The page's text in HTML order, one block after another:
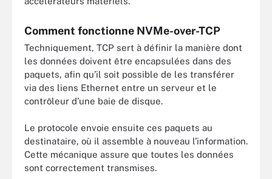
Comment fonctionne NVMe-over-TCP
Techniquement, TCP sert à définir la manière dont
les données doivent être encapsulées dans des
paquets, afin qu’il soit possible de les transférer
via des liens Ethernet entre un serveur et le
contrôleur d’une baie de disque.
Le protocole envoie ensuite ces paquets au
destinataire, où il assemble à nouveau l’information.
Cette mécanique assure que toutes les données
sont correctement transmises.